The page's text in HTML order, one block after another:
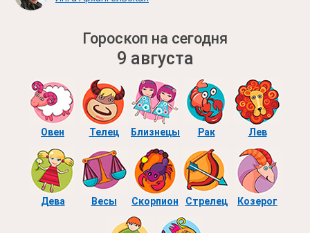
Гороскоп на сегодня
9 августа
Овен Телец Близнецы Рак Лев
Дева Весы Скорпион Стрелец Козерог